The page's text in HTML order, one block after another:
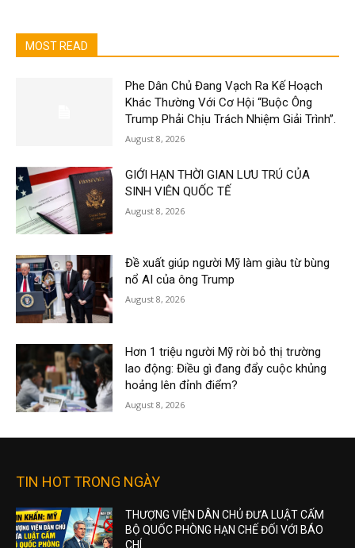
MOST READ
Phe Dân Chủ Đang Vạch Ra Kế Hoạch
Khác Thường Với Cơ Hội “Buộc Ông
Trump Phải Chịu Trách Nhiệm Giải Trình”.
August 8, 2026
GIỚI HẠN THỜI GIAN LƯU TRÚ CỦA
SINH VIÊN QUỐC TẾ
August 8, 2026
Đề xuất giúp người Mỹ làm giàu từ bùng
nổ AI của ông Trump
August 8, 2026
Hơn 1 triệu người Mỹ rời bỏ thị trường
lao động: Điều gì đang đẩy cuộc khủng
hoảng lên đỉnh điểm?
August 8, 2026
TIN HOT TRONG NGÀY
THƯỢNG VIỆN DÂN CHỦ ĐƯA LUẬT CẤM
BỘ QUỐC PHÒNG HẠN CHẾ ĐỐI VỚI BÁO
CHÍ